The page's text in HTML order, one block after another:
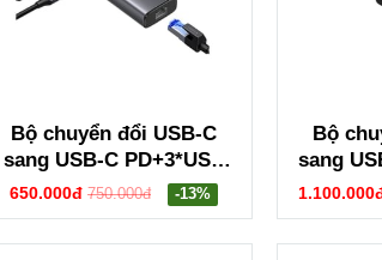
Bộ chuyển đổi USB-C
sang USB-C PD+3*USB
3.0+RJ45+HDMI hỗ trợ
4K@60hz Ugreen 45000
CM512
650.000đ 750.000đ -13%
Bộ
sang
trợ 4K